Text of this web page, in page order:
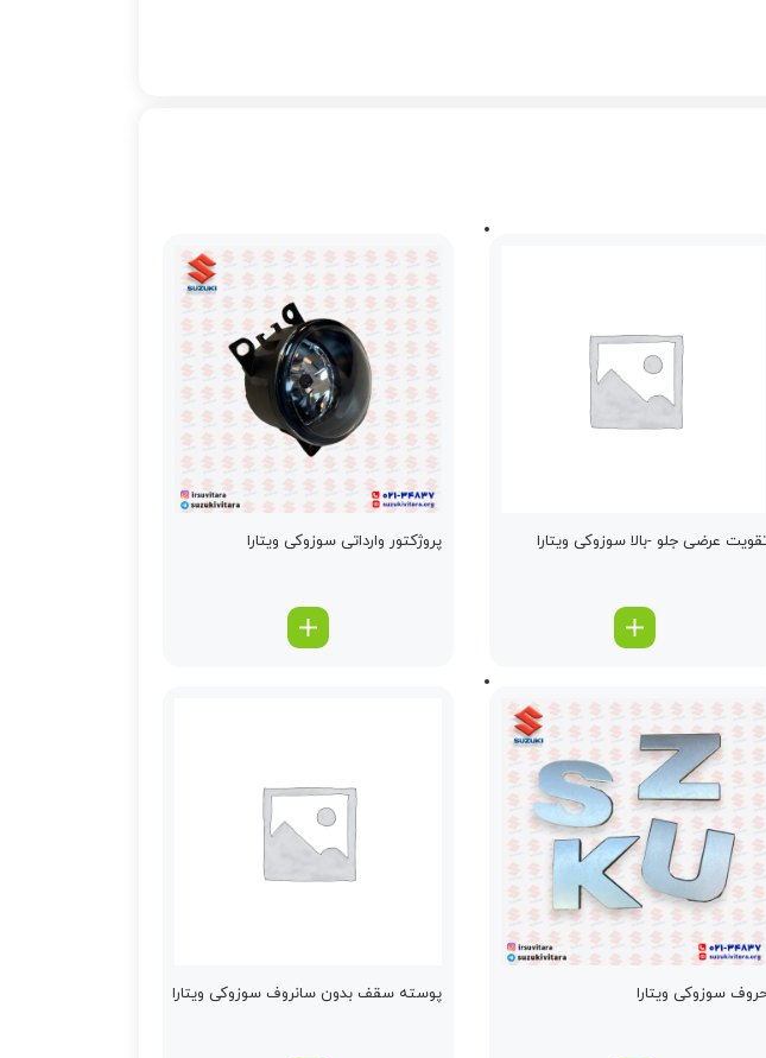
عرضی جلو -بالا سوزوکی ویتارا پروژكتور وارداتی سوزوکی ویتارا
سوزوکی ویتارا پوسته سقف بدون سانروف سوزوکی ویتارا